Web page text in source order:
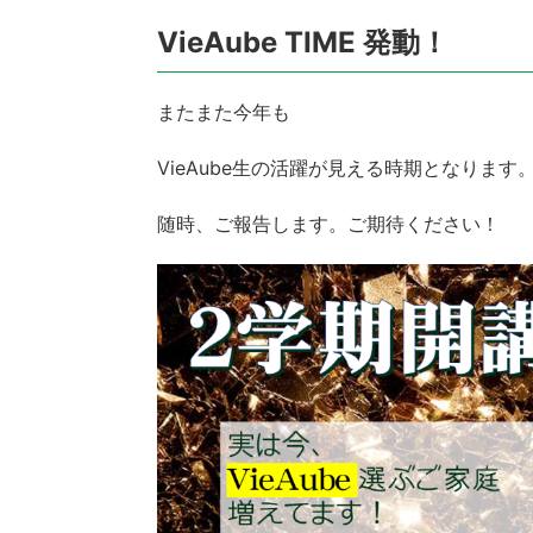
VieAube TIME 発動！
またまた今年も
VieAube生の活躍が見える時期となります
随時、ご報告します。ご期待ください！